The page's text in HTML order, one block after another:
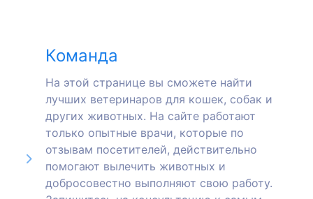
Команда
На этой странице вы сможете найти
лучших ветеринаров для кошек, собак и
других животных. На сайте работают
только опытные врачи, которые по
отзывам посетителей, действительно
помогают вылечить животных и
добросовестно выполняют свою работу.